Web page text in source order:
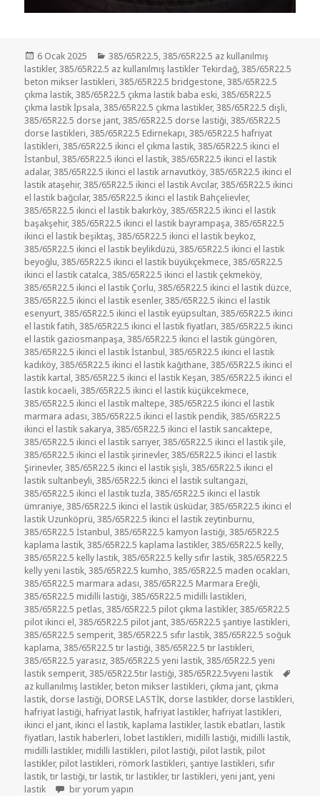
Yayın
tarihi
6 Ocak 2025 Kategoriler
385/65R22.5,385/65R22.5 az kullanılmış
lastikler,385/65R22.5 az kullanılmış lastikler Tekirdağ,385/65R22.5
beton mikser lastikleri,385/65R22.5 bridgestone,385/65R22.5
çıkma lastik,385/65R22.5 çıkma lastik baba eski,385/65R22.5
çıkma lastik İpsala,385/65R22.5 çıkma lastikler,385/65R22.5 dişli,
385/65R22.5 dorse jant,385/65R22.5 dorse lastiği,385/65R22.5
dorse lastikleri,385/65R22.5 Edirnekapı,385/65R22.5 hafriyat
lastikleri,385/65R22.5 ikinci el çıkma lastik,385/65R22.5 ikinci el
İstanbul,385/65R22.5 ikinci el lastik,385/65R22.5 ikinci el lastik
adalar,385/65R22.5 ikinci el lastik arnavutköy,385/65R22.5 ikinci el
lastik ataşehir,385/65R22.5 ikinci el lastik Avcılar,385/65R22.5 ikinci
el lastik bağcılar,385/65R22.5 ikinci el lastik Bahçelievler,
385/65R22.5 ikinci el lastik bakırköy,385/65R22.5 ikinci el lastik
başakşehir,385/65R22.5 ikinci el lastik bayrampaşa,385/65R22.5
ikinci el lastik beşiktaş,385/65R22.5 ikinci el lastik beykoz,
385/65R22.5 ikinci el lastik beylikdüzü,385/65R22.5 ikinci el lastik
beyoğlu,385/65R22.5 ikinci el lastik büyükçekmece,385/65R22.5
ikinci el lastik catalca,385/65R22.5 ikinci el lastik çekmeköy,
385/65R22.5 ikinci el lastik Çorlu,385/65R22.5 ikinci el lastik düzce,
385/65R22.5 ikinci el lastik esenler,385/65R22.5 ikinci el lastik
esenyurt,385/65R22.5 ikinci el lastik eyüpsultan,385/65R22.5 ikinci
el lastik fatih,385/65R22.5 ikinci el lastik fiyatları,385/65R22.5 ikinci
el lastik gaziosmanpaşa,385/65R22.5 ikinci el lastik güngören,
385/65R22.5 ikinci el lastik İstanbul,385/65R22.5 ikinci el lastik
kadıköy,385/65R22.5 ikinci el lastik kağıthane,385/65R22.5 ikinci el
lastik kartal,385/65R22.5 ikinci el lastik Keşan,385/65R22.5 ikinci el
lastik kocaeli,385/65R22.5 ikinci el lastik küçükcekmece,
385/65R22.5 ikinci el lastik maltepe,385/65R22.5 ikinci el lastik
marmara adası,385/65R22.5 ikinci el lastik pendik,385/65R22.5
ikinci el lastik sakarya,385/65R22.5 ikinci el lastik sancaktepe,
385/65R22.5 ikinci el lastik sarıyer,385/65R22.5 ikinci el lastik şile,
385/65R22.5 ikinci el lastik şirinevler,385/65R22.5 ikinci el lastik
Şirinevler,385/65R22.5 ikinci el lastik şişli,385/65R22.5 ikinci el
lastik sultanbeyli,385/65R22.5 ikinci el lastik sultangazi,
385/65R22.5 ikinci el lastik tuzla,385/65R22.5 ikinci el lastik
ümraniye,385/65R22.5 ikinci el lastik üsküdar,385/65R22.5 ikinci el
lastik Uzunköprü,385/65R22.5 ikinci el lastik zeytinburnu,
385/65R22.5 İstanbul,385/65R22.5 kamyon lastiği,385/65R22.5
kaplama lastik,385/65R22.5 kaplama lastikler,385/65R22.5 kelly,
385/65R22.5 kelly lastik,385/65R22.5 kelly sıfır lastik,385/65R22.5
kelly yeni lastik,385/65R22.5 kumho,385/65R22.5 maden ocakları,
385/65R22.5 marmara adası,385/65R22.5 Marmara Ereğli,
385/65R22.5 midilli lastiği,385/65R22.5 midilli lastikleri,
385/65R22.5 petlas,385/65R22.5 pilot çıkma lastikler,385/65R22.5
pilot ikinci el,385/65R22.5 pilot jant,385/65R22.5 şantiye lastikleri,
385/65R22.5 semperit,385/65R22.5 sıfır lastik,385/65R22.5 soğuk
kaplama,385/65R22.5 tır lastiği,385/65R22.5 tır lastikleri,
385/65R22.5 yarasız,385/65R22.5 yeni lastik,385/65R22.5 yeni
lastik semperit,385/65R22.5tır lastiği,385/65R22.5vyeni lastik
az kullanılmış lastikler, beton mikser lastikleri, çıkma jant, çıkma
lastik, dorse lastiği, DORSE LASTİK, dorse lastikler, dorse lastikleri,
hafriyat lastiği, hafriyat lastik, hafriyat lastikler, hafriyat lastikleri,
ikinci el jant, ikinci el lastik, kaplama lastikler, lastik ebatları, lastik
fiyatları, lastik haberleri, lobet lastikleri, midilli lastiği, midilli lastik,
midilli lastikler, midilli lastikleri, pilot lastiği, pilot lastik, pilot
lastikler, pilot lastikleri, römork lastikleri,şantiye lastikleri, sıfır
lastik,tır lastiği,tır lastik,tır lastikler,tır lastikleri,yeni jant,yeni
lastik
385/65R22.5 YENİ LASTİK için
bir yorum yapın